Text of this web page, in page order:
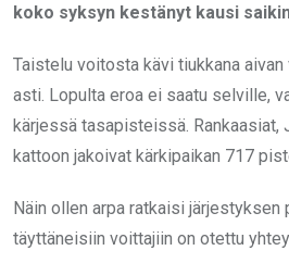
koko syksyn kestänyt kausi
Taistelu voitosta kävi tiukkana
asti. Lopulta eroa ei saatu selville,
kärjessä tasapisteissä. Rankaasiat,
kattoon jakoivat kärkipaikan 717
Näin ollen arpa ratkaisi järjestyksen
täyttäneisiin voittajiin on otettu